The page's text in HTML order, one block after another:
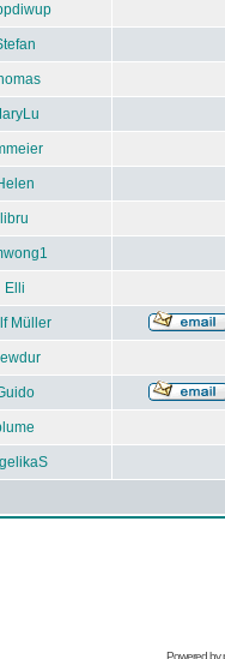
libru
Elli
Müller
Powered by